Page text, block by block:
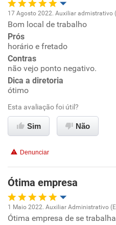
Oportunidade de promoção
Ambiente de trabalho
Conciliação com a vida familiar
Recomenda esta empresa
17 Agosto 2022. Auxiliar admistrativo
Bom local de trabalho
Prós
horário e fretado
Contras
não vejo ponto negativo.
Dica a diretoria
ótimo
Esta avaliação foi útil?
Sim Não
Denunciar
Ótima empresa
Oportunidade de promoção
1 Maio 2022. Auxiliar Administrativo
Ótima empresa de se